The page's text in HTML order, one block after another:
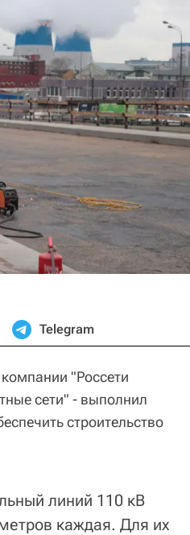
Telegram
"Россети
сети" - выполнил
строительство
линий 110 кВ
каждая. Для их